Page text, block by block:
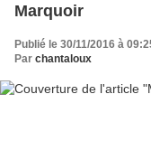
Marquoir
Publié le 30/11/2016 à
Par chantaloux